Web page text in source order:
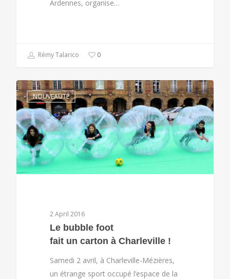
Ardennes, organise…
Rémy Talarico 0
NOUVEAUTÉ
2 April 2016
Le bubble foot
fait un carton à Charleville !
Samedi 2 avril, à Charleville-Mézières,
un étrange sport occupé l’espace de la